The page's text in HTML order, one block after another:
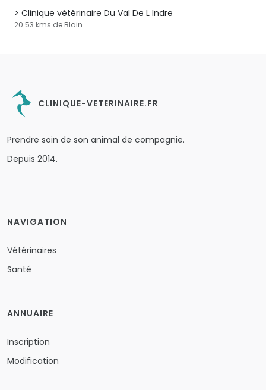
Clinique vétérinaire Du Val De L Indre
20.53 kms de Blain
CLINIQUE-VETERINAIRE.FR
Prendre soin de son animal de compagnie.
Depuis 2014.
NAVIGATION
Vétérinaires
Santé
ANNUAIRE
Inscription
Modification